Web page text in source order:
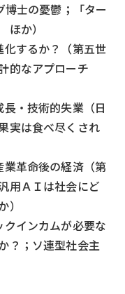
士の憂鬱；「ター
か）
するか？（第五世
的なアプローチ
・技術的失業（日
実は食べ尽くされ
革命後の経済（第
用ＡＩは社会にど
インカムが必要な
？；ソ連型社会主